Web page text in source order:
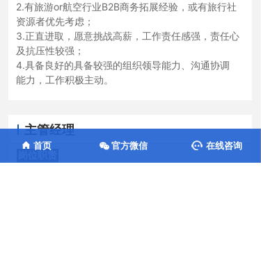
2.有旅游or航空行业B2B商务拓展经验，或有旅行社
资源者优先考虑；
3.正直进取，愿意挑战高薪，工作责任感强，责任心
及抗压性较强；
4.具备良好的具备较强的组织领导能力、沟通协调
能力，工作积极主动。
主管经理
官方微信
首页 在线咨询